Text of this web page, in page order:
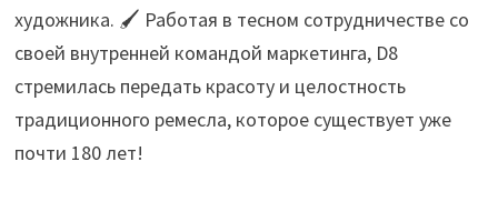
художника. 🖌️ Работая в тесном сотрудничестве со
своей внутренней командой маркетинга, D8
стремилась передать красоту и целостность
традиционного ремесла, которое существует уже
почти 180 лет!